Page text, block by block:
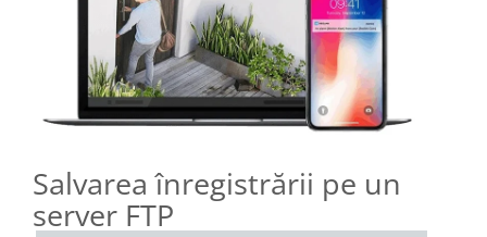
Salvarea înregistrării pe un
server FTP